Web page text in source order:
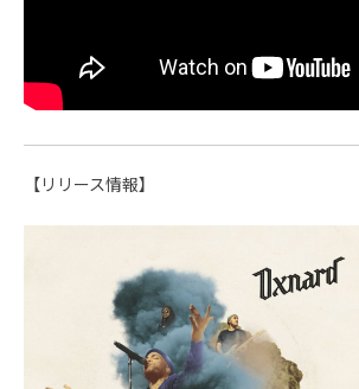
【リリース情報】